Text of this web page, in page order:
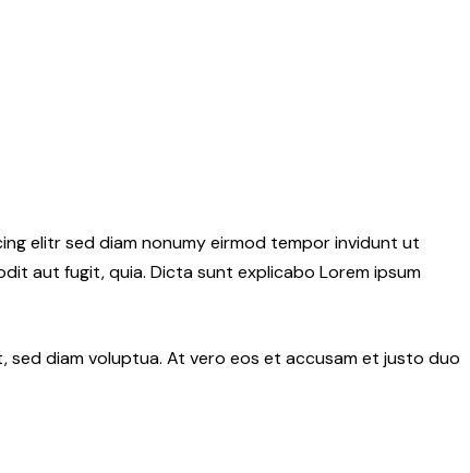
elitr sed diam nonumy eirmod tempor invidunt ut
aut fugit, quia. Dicta sunt explicabo Lorem ipsum
diam voluptua. At vero eos et accusam et justo duo